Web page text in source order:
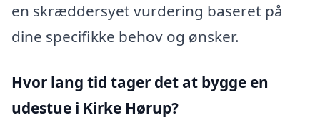
en skræddersyet vurdering baseret på
dine specifikke behov og ønsker.
Hvor lang tid tager det at bygge en
udestue i Kirke Hørup?